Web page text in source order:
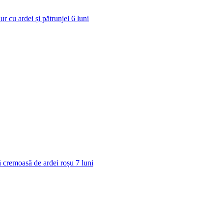
cu ardei și pătrunjel 6 luni
cremoasă de ardei roșu 7 luni